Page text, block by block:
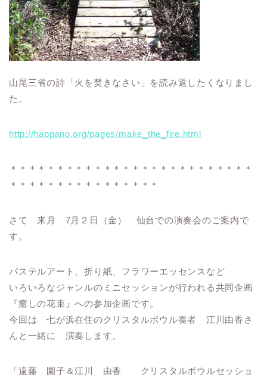
山尾三省の詩「火を焚きなさい」を読み返したくなりまし
た。
http://happano.org/pages/make_the_fire.html
＊＊＊＊＊＊＊＊＊＊＊＊＊＊＊＊＊＊＊＊＊＊＊＊＊＊
＊＊＊＊＊＊＊＊＊＊＊＊＊＊＊＊
さて 来月 7月２日（金） 仙台での演奏会のご案内で
す。
パステルアート、折り紙、フラワーエッセンスなど
いろいろなジャンルのミニセッションが行われる共同企画
『癒しの花束』への参加企画です。
今回は 七が浜在住のクリスタルボウル奏者 江川由香さ
んと一緒に 演奏します。
「遠藤 園子＆江川 由香 クリスタルボウルセッショ